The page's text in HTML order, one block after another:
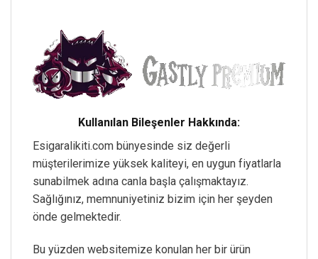
Kullanılan Bileşenler Hakkında:
Esigaralikiti.com bünyesinde siz değerli
müşterilerimize yüksek kaliteyi, en uygun fiyatlarla
sunabilmek adına canla başla çalışmaktayız.
Sağlığınız, memnuniyetiniz bizim için her şeyden
önde gelmektedir.
Bu yüzden websitemize konulan her bir ürün